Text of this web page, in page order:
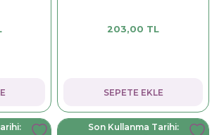
203,00 TL
SEPETE EKLE
Son Kullanma Tarihi: